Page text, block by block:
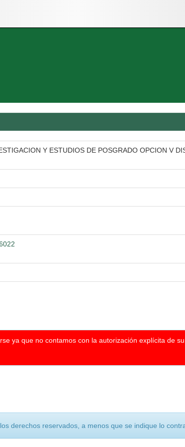
Y ESTUDIOS DE POSGRADO OPCION V
ya que no contamos con la autorización explícita de
derechos reservados, a menos que se indique lo